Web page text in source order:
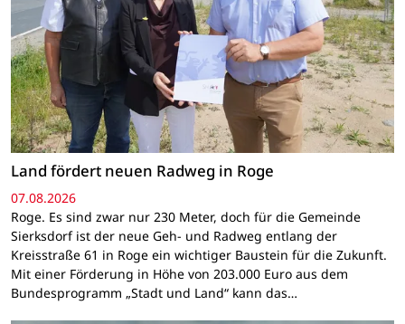
Land fördert neuen Radweg in Roge
07.08.2026
Roge. Es sind zwar nur 230 Meter, doch für die Gemeinde
Sierksdorf ist der neue Geh- und Radweg entlang der
Kreisstraße 61 in Roge ein wichtiger Baustein für die Zukunft.
Mit einer Förderung in Höhe von 203.000 Euro aus dem
Bundesprogramm „Stadt und Land“ kann das…